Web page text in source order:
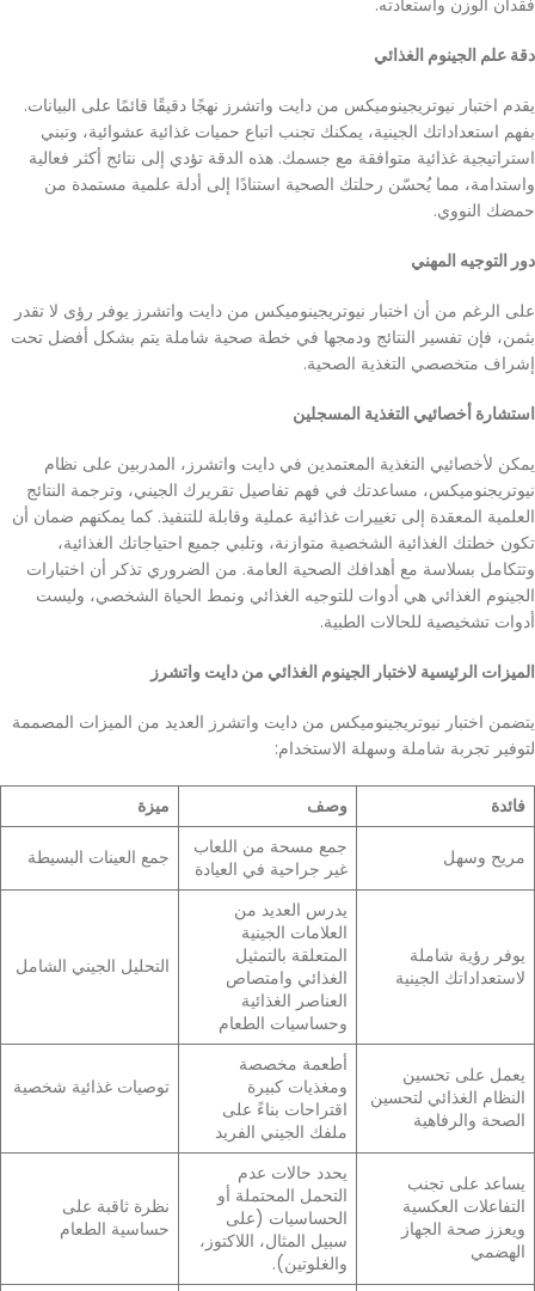
فقدان الوزن واستعادته.
دقة علم الجينوم الغذائي
يقدم اختبار نيوتريجينوميكس من دايت واتشرز نهجًا دقيقًا قائمًا على البيانات.
بفهم استعداداتك الجينية، يمكنك تجنب اتباع حميات غذائية عشوائية، وتبني
استراتيجية غذائية متوافقة مع جسمك. هذه الدقة تؤدي إلى نتائج أكثر فعالية
واستدامة، مما يُحسّن رحلتك الصحية استنادًا إلى أدلة علمية مستمدة من
حمضك النووي.
دور التوجيه المهني
على الرغم من أن اختبار نيوتريجينوميكس من دايت واتشرز يوفر رؤى لا تقدر
بثمن، فإن تفسير النتائج ودمجها في خطة صحية شاملة يتم بشكل أفضل تحت
إشراف متخصصي التغذية الصحية.
استشارة أخصائيي التغذية المسجلين
يمكن لأخصائيي التغذية المعتمدين في دايت واتشرز، المدربين على نظام
نيوتريجنوميكس، مساعدتك في فهم تفاصيل تقريرك الجيني، وترجمة النتائج
العلمية المعقدة إلى تغييرات غذائية عملية وقابلة للتنفيذ. كما يمكنهم ضمان أن
تكون خطتك الغذائية الشخصية متوازنة، وتلبي جميع احتياجاتك الغذائية،
وتتكامل بسلاسة مع أهدافك الصحية العامة. من الضروري تذكر أن اختبارات
الجينوم الغذائي هي أدوات للتوجيه الغذائي ونمط الحياة الشخصي، وليست
أدوات تشخيصية للحالات الطبية.
الميزات الرئيسية لاختبار الجينوم الغذائي من دايت واتشرز
يتضمن اختبار نيوتريجينوميكس من دايت واتشرز العديد من الميزات المصممة
لتوفير تجربة شاملة وسهلة الاستخدام:
فائدة وصف ميزة
مريح وسهل
جمع مسحة من اللعاب
غير جراحية في العيادة
جمع العينات البسيطة
يوفر رؤية شاملة
لاستعداداتك الجينية
يدرس العديد من
العلامات الجينية
المتعلقة بالتمثيل
الغذائي وامتصاص
العناصر الغذائية
وحساسيات الطعام
التحليل الجيني الشامل
يعمل على تحسين
النظام الغذائي لتحسين
الصحة والرفاهية
أطعمة مخصصة
ومغذيات كبيرة
اقتراحات بناءً على
ملفك الجيني الفريد
توصيات غذائية شخصية
يساعد على تجنب
التفاعلات العكسية
ويعزز صحة الجهاز
الهضمي
يحدد حالات عدم
التحمل المحتملة أو
الحساسيات (على
سبيل المثال، اللاكتوز،
والغلوتين).
نظرة ثاقبة على
حساسية الطعام